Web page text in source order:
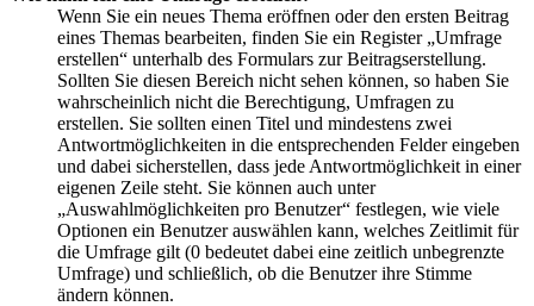
Wenn Sie ein neues Thema eröffnen oder den ersten Beitrag
eines Themas bearbeiten, finden Sie ein Register „Umfrage
erstellen“ unterhalb des Formulars zur Beitragserstellung.
Sollten Sie diesen Bereich nicht sehen können, so haben Sie
wahrscheinlich nicht die Berechtigung, Umfragen zu
erstellen. Sie sollten einen Titel und mindestens zwei
Antwortmöglichkeiten in die entsprechenden Felder eingeben
und dabei sicherstellen, dass jede Antwortmöglichkeit in einer
eigenen Zeile steht. Sie können auch unter
„Auswahlmöglichkeiten pro Benutzer“ festlegen, wie viele
Optionen ein Benutzer auswählen kann, welches Zeitlimit für
die Umfrage gilt (0 bedeutet dabei eine zeitlich unbegrenzte
Umfrage) und schließlich, ob die Benutzer ihre Stimme
ändern können.